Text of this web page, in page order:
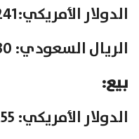
الدولار الأمريكي:1241
الريال السعودي: 330
بيع:
الدولار الأمريكي: 1255